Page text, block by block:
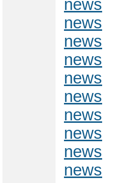
news
news
news
news
news
news
news
news
news
news